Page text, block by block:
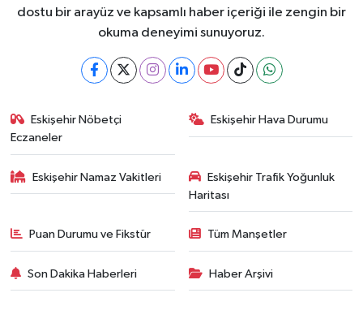
dostu bir arayüz ve kapsamlı haber içeriği ile zengin bir
okuma deneyimi sunuyoruz.
Eskişehir Nöbetçi
Eczaneler
Eskişehir Hava Durumu
Eskişehir Namaz Vakitleri
Eskişehir Trafik Yoğunluk
Haritası
Puan Durumu ve Fikstür Tüm Manşetler
Son Dakika Haberleri Haber Arşivi